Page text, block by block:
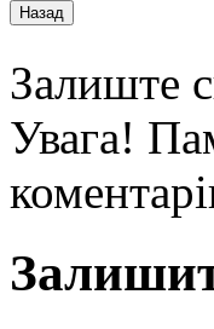
Залиште
Увага!